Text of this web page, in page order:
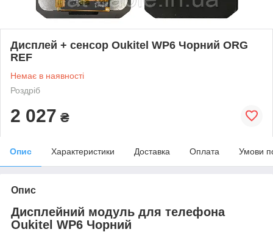
Дисплей + сенсор Oukitel WP6 Чорний ORG
REF
Немає в наявності
Роздріб
2 027 ₴
Опис Характеристики Доставка Оплата Умови
Опис
Дисплейний модуль для телефона
Oukitel WP6 Чорний